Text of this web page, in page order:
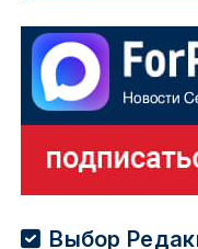
Выбор